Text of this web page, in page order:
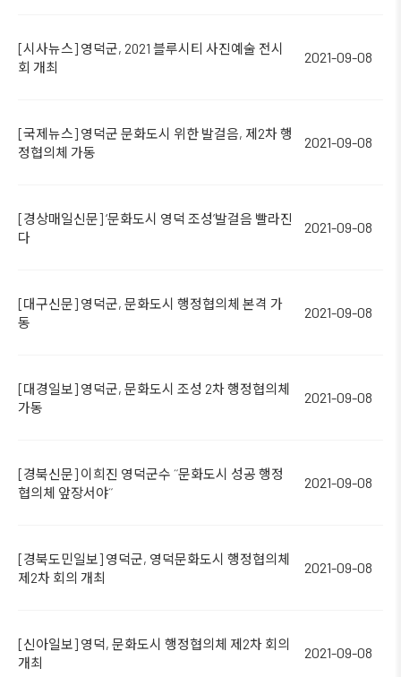
[시사뉴스] 영덕군, 2021 블루시티 사진예술 전시
회 개최
2021-09-08
[국제뉴스] 영덕군 문화도시 위한 발걸음, 제2차 행
정협의체 가동
2021-09-08
[경상매일신문] ‘문화도시 영덕 조성’발걸음 빨라진
다
2021-09-08
[대구신문] 영덕군, 문화도시 행정협의체 본격 가
동
2021-09-08
[대경일보] 영덕군, 문화도시 조성 2차 행정협의체
가동
2021-09-08
[경북신문] 이희진 영덕군수 ˝문화도시 성공 행정
협의체 앞장서야˝
2021-09-08
[경북도민일보] 영덕군, 영덕문화도시 행정협의체
제2차 회의 개최
2021-09-08
[신아일보] 영덕, 문화도시 행정협의체 제2차 회의
개최
2021-09-08